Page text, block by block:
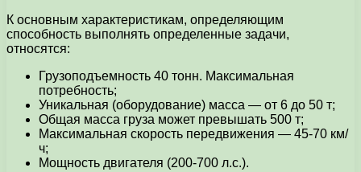
К основным характеристикам, определяющим
способность выполнять определенные задачи,
относятся:
Грузоподъемность 40 тонн. Максимальная
потребность;
Уникальная (оборудование) масса — от 6 до 50 т;
Общая масса груза может превышать 500 т;
Максимальная скорость передвижения — 45-70 км/
ч;
Мощность двигателя (200-700 л.с.).